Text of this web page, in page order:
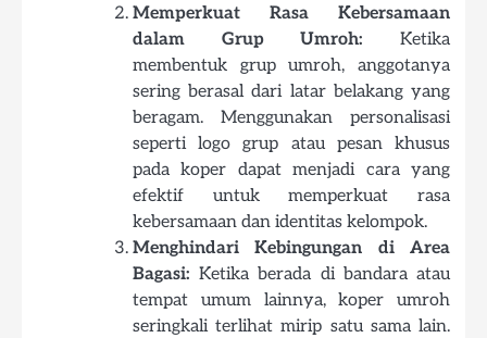
Memperkuat Rasa Kebersamaan
dalam Grup Umroh: Ketika
membentuk grup umroh, anggotanya
sering berasal dari latar belakang yang
beragam. Menggunakan personalisasi
seperti logo grup atau pesan khusus
pada koper dapat menjadi cara yang
efektif untuk memperkuat rasa
kebersamaan dan identitas kelompok.
Menghindari Kebingungan di Area
Bagasi: Ketika berada di bandara atau
tempat umum lainnya, koper umroh
seringkali terlihat mirip satu sama lain.